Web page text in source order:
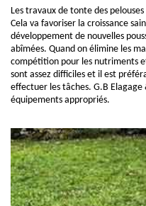
Les travaux de tonte des
Cela va favoriser la croissance
développement de nouvelles
abîmées. Quand on élimine les
compétition pour les nutriments
sont assez difficiles et il est
effectuer les tâches. G.B Elagage
équipements appropriés.